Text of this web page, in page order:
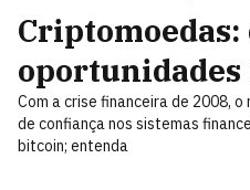
Criptomoedas:
oportunidades
Com a crise financeira de 2008,
de confiança nos sistemas
bitcoin; entenda